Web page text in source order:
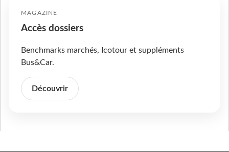
MAGAZINE
Accès dossiers
Benchmarks marchés, Icotour et suppléments
Bus&Car.
Découvrir